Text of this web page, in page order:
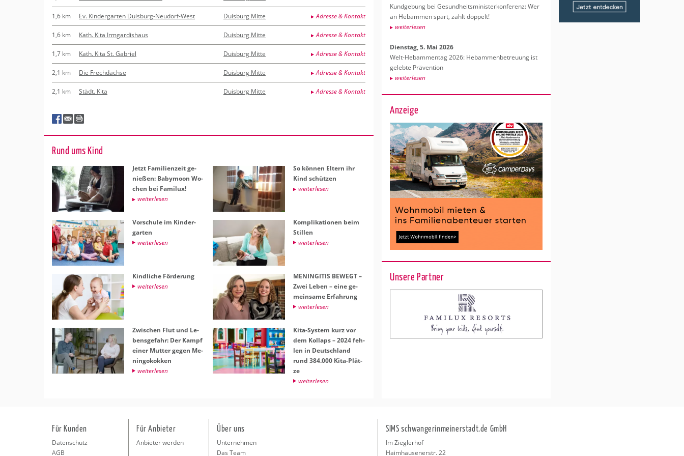
1,6 km Ev. Kindergarten Duisburg-Neudorf-West Duisburg Mitte Adresse & Kontakt
1,6 km Kath. Kita Irmgardishaus Duisburg Mitte Adresse & Kontakt
1,7 km Kath. Kita St. Gabriel Duisburg Mitte Adresse & Kontakt
2,1 km Die Frechdachse Duisburg Mitte Adresse & Kontakt
2,1 km Städt. Kita Duisburg Mitte Adresse & Kontakt
Rund ums Kind
Jetzt Fa­mi­li­en­zeit ge­
nie­ßen: Ba­by­moon Wo­
chen bei Fa­mi­lux!
wei­ter­le­sen
So kön­nen El­tern ihr
Kind schüt­zen
wei­ter­le­sen
Vor­schu­le im Kin­der­
gar­ten
wei­ter­le­sen
Kom­pli­ka­tio­nen beim
Stil­len
wei­ter­le­sen
Kind­li­che För­de­rung
wei­ter­le­sen
ME­NIN­GI­TIS BE­WEGT –
Zwei Leben – eine ge­
mein­sa­me Er­fah­rung
wei­ter­le­sen
Zwi­schen Flut und Le­
bens­ge­fahr: Der Kampf
einer Mut­ter gegen Me­
nin­go­kok­ken
wei­ter­le­sen
Kita-Sys­tem kurz vor
dem Kol­laps – 2024 feh­
len in Deutsch­land
rund 384.000 Kita-Plät­
ze
wei­ter­le­sen
Kund­ge­bung bei Ge­sund­heits­mi­nis­ter­kon­fe­renz: Wer
an Heb­am­men spart, zahlt dop­pelt!
wei­ter­le­sen
Diens­tag, 5. Mai 2026
Welt-Heb­am­men­tag 2026: Heb­am­men­be­treu­ung ist
ge­leb­te Prä­ven­ti­on
wei­ter­le­sen
Anzeige
Unsere Partner
Für Kunden
Datenschutz
AGB
Für Anbieter
Anbieter werden
Über uns
Unternehmen
Das Team
SIMS schwangerinmeinerstadt.de GmbH
Im Zieglerhof
Haimhausenerstr. 22